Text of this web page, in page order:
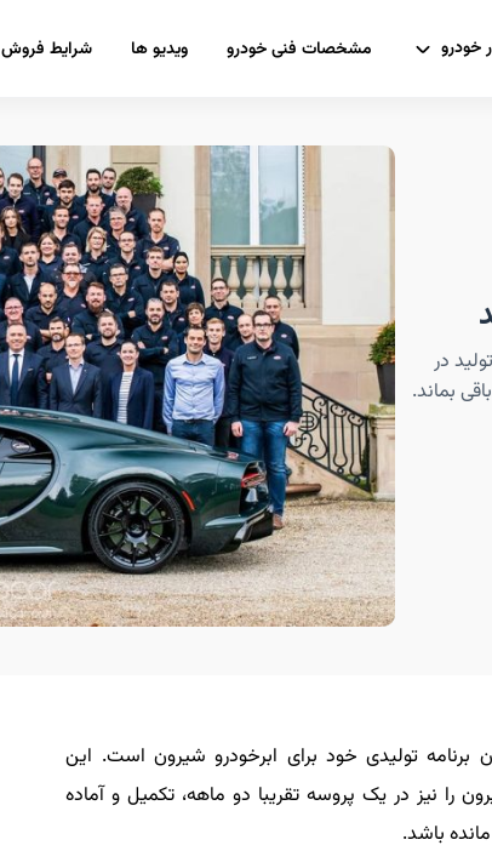
خودرو مشخصات فنی خودرو ویدیو ها شرایط فروش
۶سال از آغاز تولید در
برنامه تولیدی خود برای ابرخودرو شیرون است. این
را نیز در یک پروسه تقریبا دو ماهه، تکمیل و آماده